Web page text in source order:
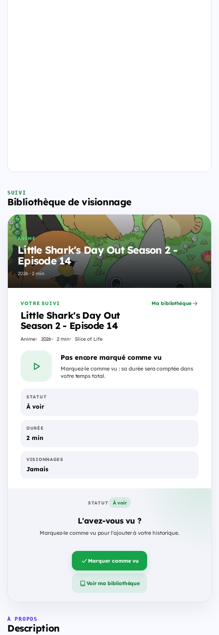
SUIVI
Bibliothèque de visionnage
ANIME
Little Shark's Day Out Season 2 -
Episode 14
2026 · 2 min
VOTRE SUIVI
Little Shark's Day Out
Season 2 - Episode 14
Anime 2026 2 min Slice of Life
Ma bibliothèque
Pas encore marqué comme vu
Marquez-le comme vu : sa durée sera comptée dans
votre temps total.
STATUT
À voir
DURÉE
2 min
VISIONNAGES
Jamais
STATUT À voir
L'avez-vous vu ?
Marquez-le comme vu pour l'ajouter à votre historique.
Marquer comme vu
Voir ma bibliothèque
À PROPOS
Description